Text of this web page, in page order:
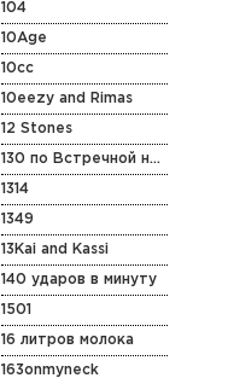
104
10Age
10cc
10eezy and Rimas
12 Stones
130 по Встречной на Старенькой Vespa
1314
1349
13Kai and Kassi
140 ударов в минуту
1501
16 литров молока
163onmyneck